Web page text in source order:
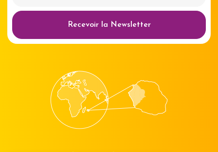
Recevoir la Newsletter